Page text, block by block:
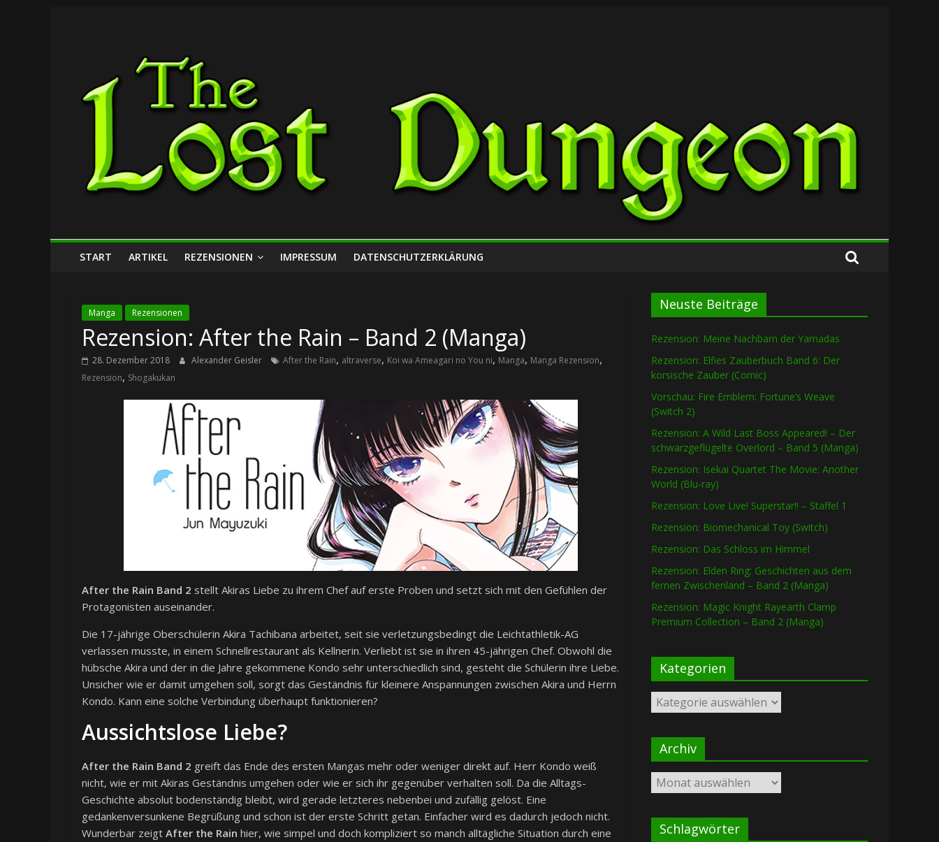
Lost
Dungeon
START ARTIKEL REZENSIONEN IMPRESSUM DATENSCHUTZERKLÄRUNG
Manga Rezensionen
Rezension: After the Rain – Band 2 (Manga)
28. Dezember 2018 Alexander Geisler After the Rain, altraverse, Koi wa Ameagari no You ni, Manga, Manga Rezension,
Rezension, Shogakukan
After the Rain Band 2 stellt Akiras Liebe zu ihrem Chef auf erste Proben und setzt sich mit den Gefühlen der
Protagonisten auseinander.
Die 17-jährige Oberschülerin Akira Tachibana arbeitet, seit sie verletzungsbedingt die Leichtathletik-AG
verlassen musste, in einem Schnellrestaurant als Kellnerin. Verliebt ist sie in ihren 45-jährigen Chef. Obwohl die
hübsche Akira und der in die Jahre gekommene Kondo sehr unterschiedlich sind, gesteht die Schülerin ihre Liebe.
Unsicher wie er damit umgehen soll, sorgt das Geständnis für kleinere Anspannungen zwischen Akira und Herrn
Kondo. Kann eine solche Verbindung überhaupt funktionieren?
Aussichtslose Liebe?
After the Rain Band 2 greift das Ende des ersten Mangas mehr oder weniger direkt auf. Herr Kondo weiß
nicht, wie er mit Akiras Geständnis umgehen oder wie er sich ihr gegenüber verhalten soll. Da die Alltags-
Geschichte absolut bodenständig bleibt, wird gerade letzteres nebenbei und zufällig gelöst. Eine
gedankenversunkene Begrüßung und schon ist der erste Schritt getan. Einfacher wird es dadurch jedoch nicht.
Wunderbar zeigt After the Rain hier, wie simpel und doch kompliziert so manch alltägliche Situation durch eine
Neuste Beiträge
Rezension: Meine Nachbarn der Yamadas
Rezension: Elfies Zauberbuch Band 6: Der
korsische Zauber (Comic)
Vorschau: Fire Emblem: Fortune’s Weave
(Switch 2)
Rezension: A Wild Last Boss Appeared! – Der
schwarzgeflügelte Overlord – Band 5 (Manga)
Rezension: Isekai Quartet The Movie: Another
World (Blu-ray)
Rezension: Love Live! Superstar!! – Staffel 1
Rezension: Biomechanical Toy (Switch)
Rezension: Das Schloss im Himmel
Rezension: Elden Ring: Geschichten aus dem
fernen Zwischenland – Band 2 (Manga)
Rezension: Magic Knight Rayearth Clamp
Premium Collection – Band 2 (Manga)
Kategorien
Kategorien
Archiv
Archiv
Schlagwörter